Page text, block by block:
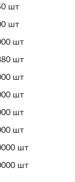
шт
шт
шт
шт
шт
шт
шт
шт
шт
шт